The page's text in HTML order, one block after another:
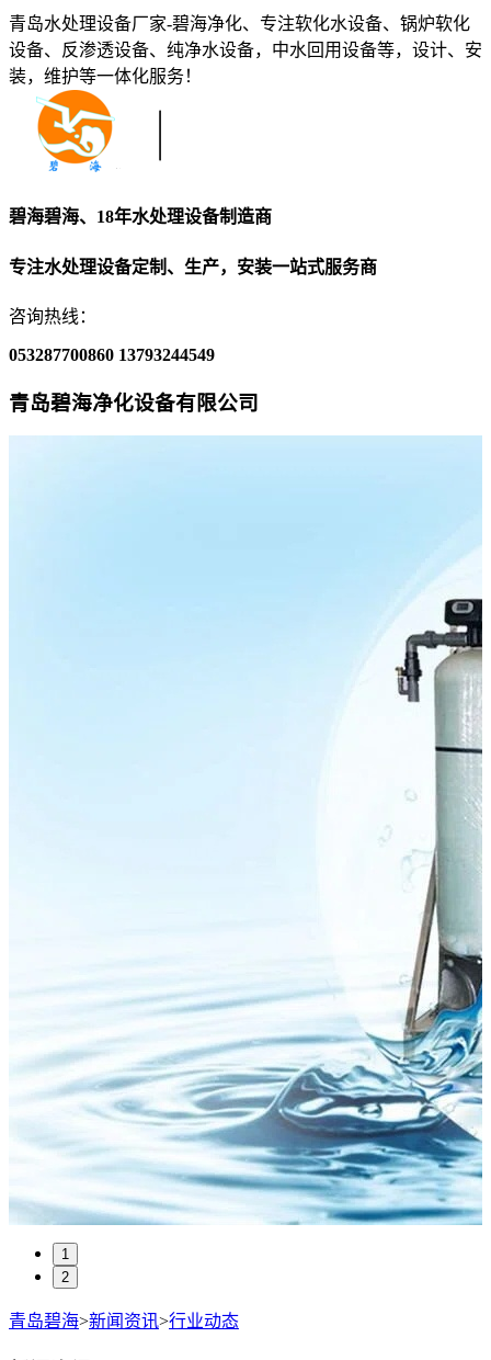
青岛水处理设备厂家-碧海净化、专注软化水设备、锅炉软化
设备、反渗透设备、纯净水设备，中水回用设备等，设计、安
装，维护等一体化服务！
碧海碧海、18年水处理设备制造商
专注水处理设备定制、生产，安装一站式服务商
咨询热线：
053287700860 13793244549
青岛碧海净化设备有限公司
1
2
青岛碧海>新闻资讯>行业动态